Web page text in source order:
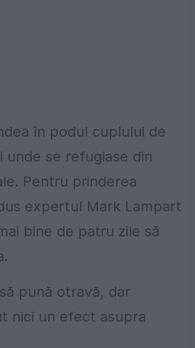
în podul cuplului de
unde se refugiase din
Pentru prinderea
expertul Mark Lampart
bine de patru zile să
pună otravă, dar
nici un efect asupra